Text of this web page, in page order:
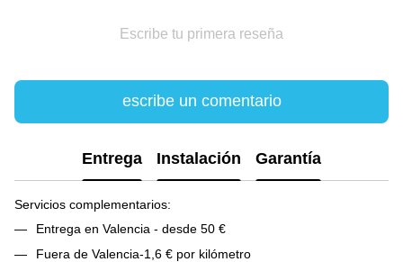
Escribe tu primera reseña
escribe un comentario
Entrega Instalación Garantía
Servicios complementarios:
Entrega en Valencia - desde 50 €
Fuera de Valencia-1,6 € por kilómetro